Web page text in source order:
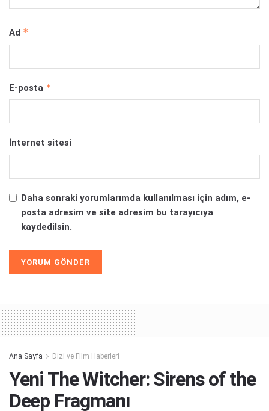
Ad *
E-posta *
İnternet sitesi
Daha sonraki yorumlarımda kullanılması için adım, e-
posta adresim ve site adresim bu tarayıcıya
kaydedilsin.
Ana Sayfa Dizi ve Film Haberleri
Yeni The Witcher: Sirens of the
Deep Fragmanı